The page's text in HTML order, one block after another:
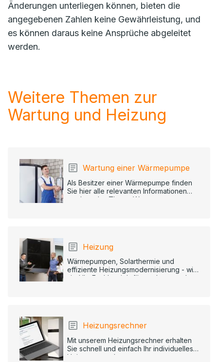
Änderungen unterliegen können, bieten die
angegebenen Zahlen keine Gewährleistung, und
es können daraus keine Ansprüche abgeleitet
werden.
Weitere Themen zur
Wartung und Heizung
Wartung einer Wärmepumpe
Als Besitzer einer Wärmepumpe finden
Sie hier alle relevanten Informationen
rund um das Thema Wartung.
Heizung
Wärmepumpen, Solarthermie und
effiziente Heizungsmodernisierung - wir
sind Ihr Fachbetrieb für moderne und
Heizungsrechner
Mit unserem Heizungsrechner erhalten
Sie schnell und einfach Ihr individuelles
Heizungsangebot.